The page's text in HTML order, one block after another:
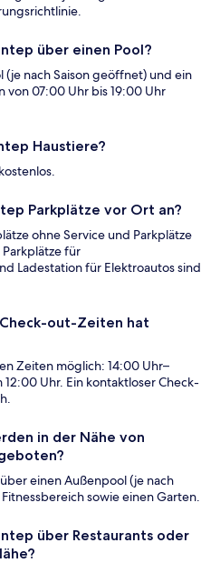
über einen Pool?
nach Saison geöffnet) und ein
von 07:00 Uhr bis 19:00 Uhr
Haustiere?
Parkplätze vor Ort an?
ohne Service und Parkplätze
für
Ladestation für Elektroautos sind
out-Zeiten hat
Zeiten möglich: 14:00 Uhr–
Uhr. Ein kontaktloser Check-
in der Nähe von
einen Außenpool (je nach
sowie einen Garten.
über Restaurants oder